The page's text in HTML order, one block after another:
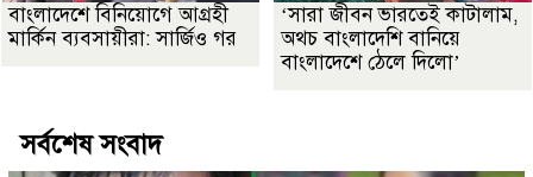
বাংলাদেশে বিনিয়োগে আগ্রহী
মার্কিন ব্যবসায়ীরা: সার্জিও গর
‘সারা জীবন ভারতেই কাটালাম,
অথচ বাংলাদেশি বানিয়ে
বাংলাদেশে ঠেলে দিলো’
সর্বশেষ সংবাদ